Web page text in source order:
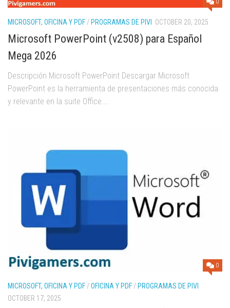
0
MICROSOFT, OFICINA Y PDF / PROGRAMAS DE PIVI OCTOBER 20, 2025
Microsoft PowerPoint (v2508) para Español
Mega 2026
Descripción Microsoft PowerPoint Descargar Microsoft
PowerPoint es la herramienta de presentaciones más conocida
y relevante en la suite Office....
0
MICROSOFT, OFICINA Y PDF/OFICINA Y PDF/ PROGRAMAS DE PIVI
OCTOBER 17, 2025